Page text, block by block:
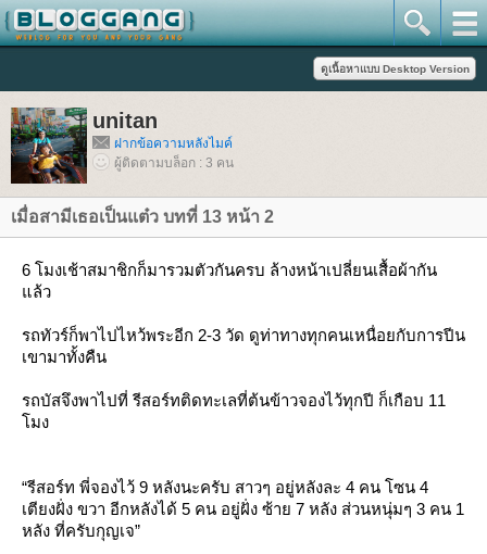
unitan
ฝากข้อความหลังไมค์
ผู้ติดตามบล็อก : 3 คน
เมื่อสามีเธอเป็นแต๋ว บทที่ 13 หน้า 2
6 โมงเช้าสมาชิกก็มารวมตัวกันครบ ล้างหน้าเปลี่ยนเสื้อผ้ากัน
ล้ว
รถทัวร์ก็พาไปไหว้พระอีก 2-3 วัด ดูท่าทางทุกคนเหนื่อยกับการปีน
เขามาทั้งคืน
รถบัสจึงพาไปที่ รีสอร์ทติดทะเลที่ต้นข้าวจองไว้ทุกปี ก็เกือบ 11
มง
“รีสอร์ท พี่จองไว้ 9 หลังนะครับ สาวๆ อยู่หลังละ 4 คน โซน 4
เตียงฝั่ง ขวา อีกหลังได้ 5 คน อยู่ฝั่ง ซ้าย 7 หลัง ส่วนหนุ่มๆ 3 คน 1
หลัง ที่ครับกุญเจ”